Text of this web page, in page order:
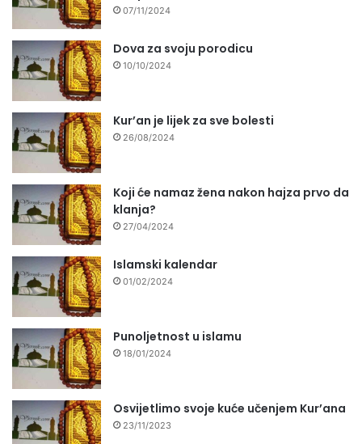
07/11/2024
Dova za svoju porodicu
10/10/2024
Kur’an je lijek za sve bolesti
26/08/2024
Koji će namaz žena nakon hajza prvo da
klanja?
27/04/2024
Islamski kalendar
01/02/2024
Punoljetnost u islamu
18/01/2024
Osvijetlimo svoje kuće učenjem Kur’ana
23/11/2023